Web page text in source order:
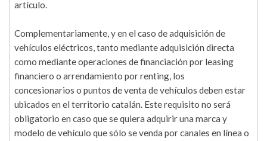
artículo.
Complementariamente, y en el caso de adquisición de
vehículos eléctricos, tanto mediante adquisición directa
como mediante operaciones de financiación por leasing
financiero o arrendamiento por renting, los
concesionarios o puntos de venta de vehículos deben estar
ubicados en el territorio catalán. Este requisito no será
obligatorio en caso que se quiera adquirir una marca y
modelo de vehículo que sólo se venda por canales en línea o